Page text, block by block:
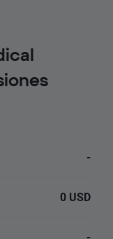
-
0 USD